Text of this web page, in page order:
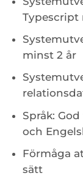
Typescript
minst 2 år
Språk:
och
Förmåga
sätt